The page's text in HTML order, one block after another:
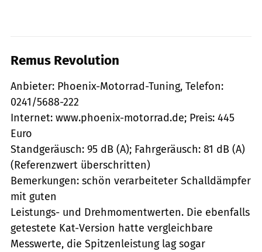
Remus Revolution
Anbieter: Phoenix-Motorrad-Tuning, Telefon:
0241/5688-222
Internet: www.phoenix-motorrad.de; Preis: 445
Euro
Standgeräusch: 95 dB (A); Fahrgeräusch: 81 dB (A)
(Referenzwert überschritten)
Bemerkungen: schön verarbeiteter Schalldämpfer
mit guten
Leistungs- und Drehmomentwerten. Die ebenfalls
getestete Kat-Version hatte vergleichbare
Messwerte, die Spitzenleistung lag sogar